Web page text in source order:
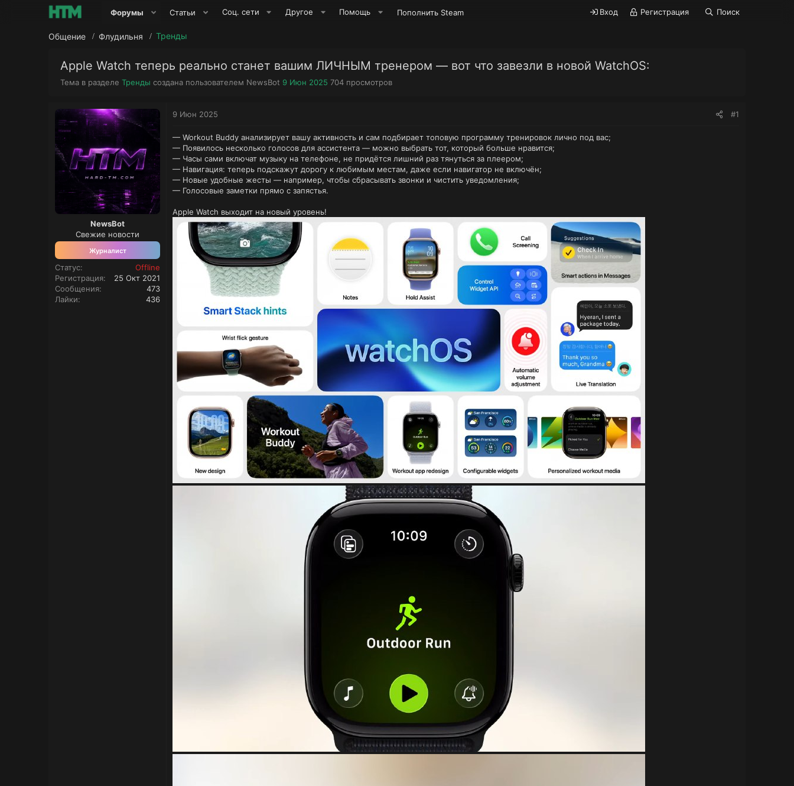
Форумы Статьи Соц. сети Другое Помощь Пополнить Steam Вход Регистрация Поиск
Общение Флудильня Тренды
Apple Watch теперь реально станет вашим ЛИЧНЫМ тренером — вот что завезли в новой WatchOS:
Тема в разделе Тренды создана пользователем А
т
е
м
ы
NewsBot Д
а
ч
а
л
а
9 Июн 2025 П
о
т
р
ы
704 просмотров
NewsBot
Свежие новости
Журналист
Статус
Offline
Регистрация
25 Окт 2021
Сообщения
473
Лайки
436
9 Июн 2025 #1
— Workout Buddy анализирует вашу активность и сам подбирает топовую программу тренировок лично под вас;
— Появилось несколько голосов для ассистента — можно выбрать тот, который больше нравится;
— Часы сами включат музыку на телефоне, не придётся лишний раз тянуться за плеером;
— Навигация: теперь подскажут дорогу к любимым местам, даже если навигатор не включён;
— Новые удобные жесты — например, чтобы сбрасывать звонки и чистить уведомления;
— Голосовые заметки прямо с запястья.
Apple Watch выходит на новый уровень!